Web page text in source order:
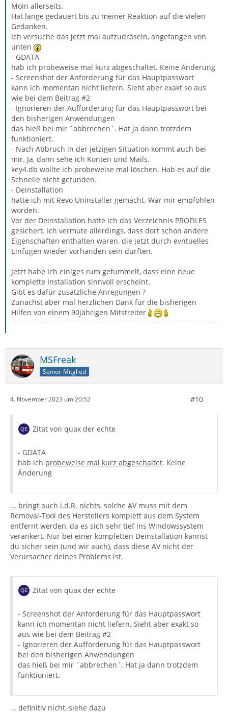
Moin allerseits.
Hat lange gedauert bis zu meiner Reaktion auf die vielen
Gedanken.
Ich versuche das jetzt mal aufzudröseln, angefangen von
unten
- GDATA
hab ich probeweise mal kurz abgeschaltet. Keine Änderung
- Screenshot der Anforderung für das Hauptpasswort
kann ich momentan nicht liefern. Sieht aber exakt so aus
wie bei dem Beitrag #2
- Ignorieren der Aufforderung für das Hauptpasswort bei
den bisherigen Anwendungen
das hieß bei mir ´abbrechen´. Hat ja dann trotzdem
funktioniert.
- Nach Abbruch in der jetzigen Situation kommt auch bei
mir. Ja, dann sehe ich Konten und Mails.
key4.db wollte ich probeweise mal löschen. Hab es auf die
Schnelle nicht gefunden.
- Deinstallation
hatte ich mit Revo Uninstaller gemacht. War mir empfohlen
worden.
Vor der Deinstallation hatte ich das Verzeichnis PROFILES
gesichert. Ich vermute allerdings, dass dort schon andere
Eigenschaften enthalten waren, die jetzt durch evntuelles
Einfügen wieder vorhanden sein dürften.
Jetzt habe ich einiges rum gefummelt, dass eine neue
komplette Installation sinnvoll erscheint.
Gibt es dafür zusätzliche Anregungen ?
Zunächst aber mal herzlichen Dank für die bisherigen
Hilfen von einem 90jährigen Mitstreiter
MSFreak
Senior-Mitglied
4. November 2023 um 20:52 #10
Zitat von quax der echte
- GDATA
hab ich probeweise mal kurz abgeschaltet. Keine
Änderung
... bringt auch i.d.R. nichts, solche AV muss mit dem
Removal-Tool des Herstellers komplett aus dem System
entfernt werden, da es sich sehr tief ins Windowssystem
verankert. Nur bei einer kompletten Deinstallation kannst
du sicher sein (und wir auch), dass diese AV nicht der
Verursacher deines Problems ist.
Zitat von quax der echte
- Screenshot der Anforderung für das Hauptpasswort
kann ich momentan nicht liefern. Sieht aber exakt so
aus wie bei dem Beitrag #2
- Ignorieren der Aufforderung für das Hauptpasswort
bei den bisherigen Anwendungen
das hieß bei mir ´abbrechen´. Hat ja dann trotzdem
funktioniert.
... definitiv nicht, siehe dazu